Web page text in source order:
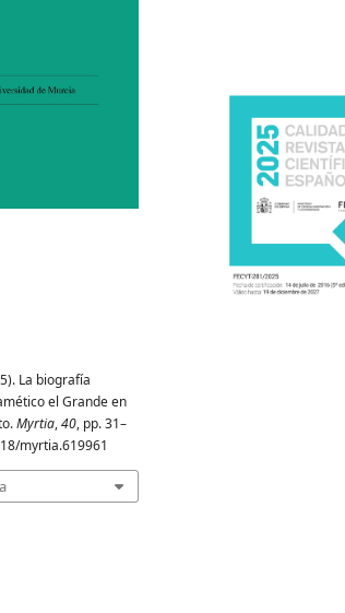
La biografía
el Grande en
Myrtia,40, pp. 31–
myrtia.619961